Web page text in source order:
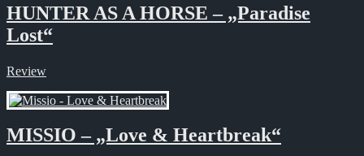
HUNTER AS A HORSE – „Paradise
Lost“
Review
MISSIO – „Love & Heartbreak“